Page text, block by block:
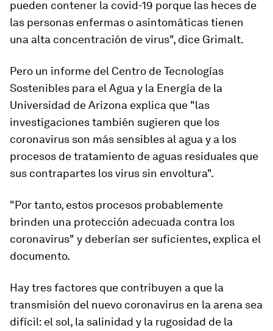
pueden contener la covid-19 porque las heces de
las personas enfermas o asintomáticas tienen
una alta concentración de virus", dice Grimalt.
Pero un informe del Centro de Tecnologías
Sostenibles para el Agua y la Energía de la
Universidad de Arizona explica que "las
investigaciones también sugieren que los
coronavirus son más sensibles al agua y a los
procesos de tratamiento de aguas residuales que
sus contrapartes los virus sin envoltura".
"Por tanto, estos procesos probablemente
brinden una protección adecuada contra los
coronavirus" y deberían ser suficientes, explica el
documento.
Hay tres factores que contribuyen a que la
transmisión del nuevo coronavirus en la arena sea
difícil: el sol, la salinidad y la rugosidad de la